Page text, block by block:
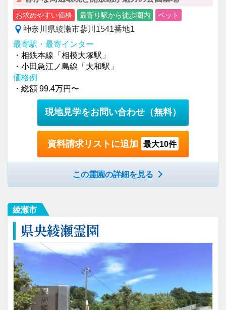
お求めやすい価格 最寄り駅から徒歩圏内 ペット
神奈川県綾瀬市蓼川1541番地1
最寄駅・最寄インター
・相鉄本線「相模大塚駅」
・小田急江ノ島線「大和駅」
価格例
・総額 99.4万円〜
現地見学をお問い合わせ （無料）
資料請求リストに追加 最大10件
この霊園の詳細を見る
綾瀬市
県央綾瀬霊園